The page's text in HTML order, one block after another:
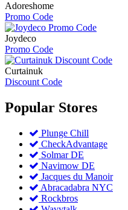
Adoreshome
Promo Code
Joydeco
Promo Code
Curtainuk
Discount Code
Popular Stores
Plunge Chill
CheckAdvantage
Solmar DE
Navimow DE
Jacques du Manoir
Abracadabra NYC
Rockbros